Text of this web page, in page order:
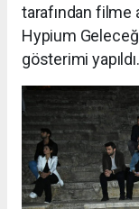
tarafından filme
Hypium
gösterimi yapıldı.